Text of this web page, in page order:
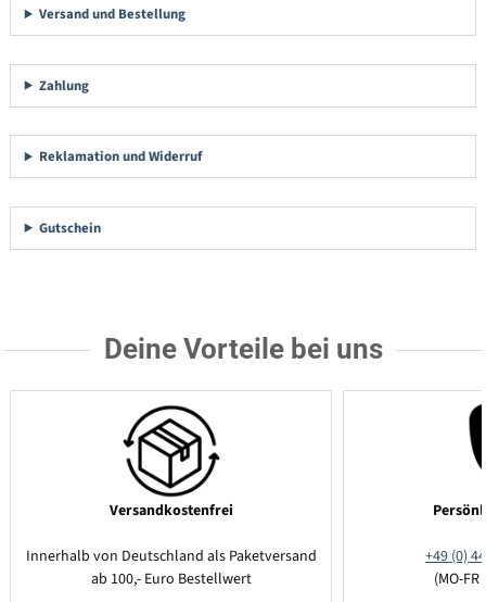
Versand und Bestellung
Zahlung
Reklamation und Widerruf
Gutschein
Deine Vorteile bei uns
Versandkostenfrei
Innerhalb von Deutschland als Paketversand
ab 100,- Euro Bestellwert
+49 (0)
(MO-